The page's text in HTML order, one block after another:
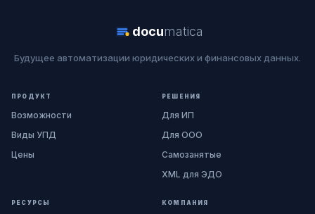
documatica
Будущее автоматизации юридических и финансовых данных.
ПРОДУКТ
Возможности
Виды УПД
Цены
РЕШЕНИЯ
Для ИП
Для ООО
Самозанятые
XML для ЭДО
РЕСУРСЫ КОМПАНИЯ